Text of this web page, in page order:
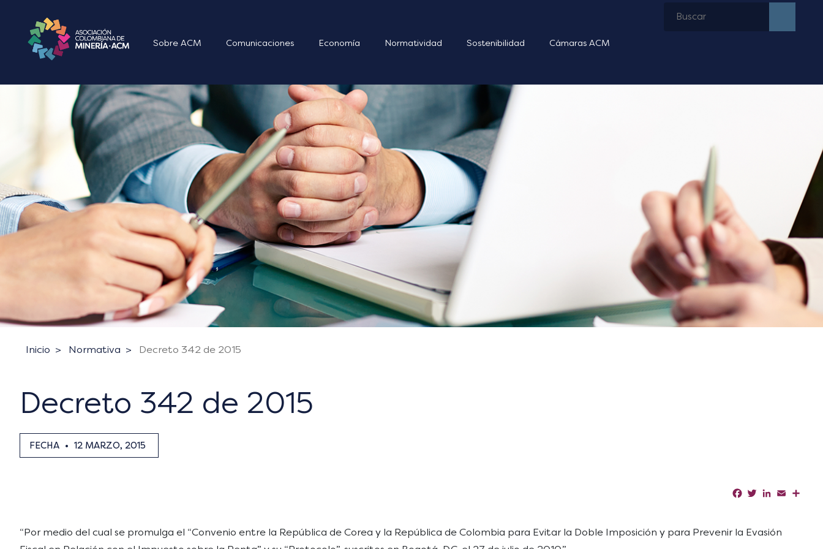
Sobre ACM Comunicaciones Economía Normatividad Sostenibilidad Cámaras ACM
Inicio Normativa Decreto 342 de 2015
Decreto 342 de 2015
FECHA • 12 MARZO, 2015
Facebook
TwitterLinkedIn
Email
“Por medio del cual se promulga el “Convenio entre la República de Corea y la República de Colombia para Evitar la Doble Imposición y para Prevenir la Evasión